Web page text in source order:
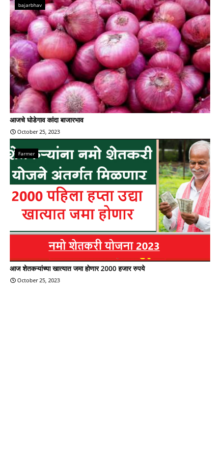
bajarbhav
आजचे घोडेगाव कांदा बाजारभाव
October 25, 2023
Farmer
आज शेतकऱ्यांच्या खात्यात जमा होणार 2000 हजार रुपये
October 25, 2023